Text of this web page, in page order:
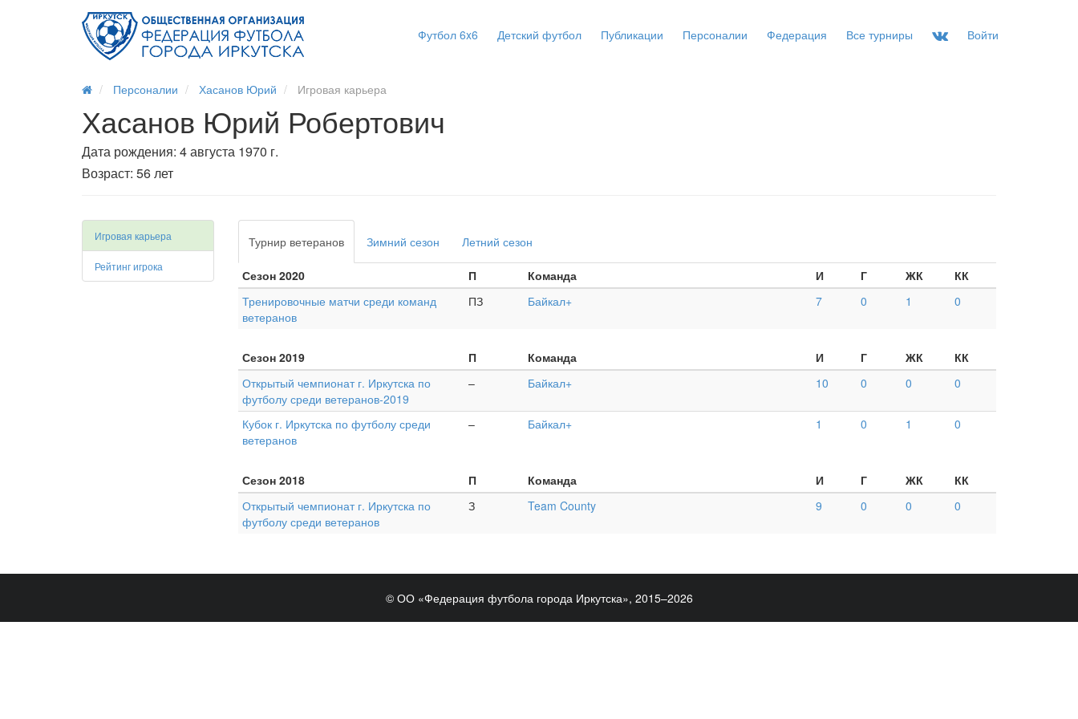
Футбол 6x6 Детский футбол Публикации Персоналии Федерация Все турниры Войти
Персоналии Хасанов Юрий Игровая карьера
Хасанов Юрий Робертович
Дата рождения: 4 августа 1970 г.
Возраст: 56 лет
Игровая карьера
Рейтинг игрока
Турнир ветеранов Зимний сезон Летний сезон
Сезон 2020 П Команда И Г ЖК
КК
Тренировочные матчи среди команд
ветеранов
ПЗ Байкал+ 7 0 1 0
Сезон 2019 П Команда И Г ЖК
КК
Открытый чемпионат г. Иркутска по
футболу среди ветеранов-2019
– Байкал+ 10 0 0 0
Кубок г. Иркутска по футболу среди
ветеранов
– Байкал+ 1 0 1 0
Сезон 2018 П Команда И Г ЖК
КК
Открытый чемпионат г. Иркутска по
футболу среди ветеранов
З Team County 9 0 0 0
© ОО «Федерация футбола города Иркутска», 2015–2026